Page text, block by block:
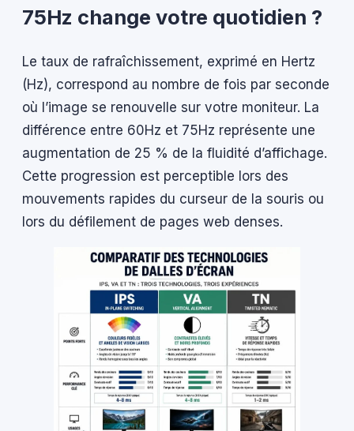
75Hz change votre quotidien ?
Le taux de rafraîchissement, exprimé en Hertz
(Hz), correspond au nombre de fois par seconde
où l’image se renouvelle sur votre moniteur. La
différence entre 60Hz et 75Hz représente une
augmentation de 25 % de la fluidité d’affichage.
Cette progression est perceptible lors des
mouvements rapides du curseur de la souris ou
lors du défilement de pages web denses.